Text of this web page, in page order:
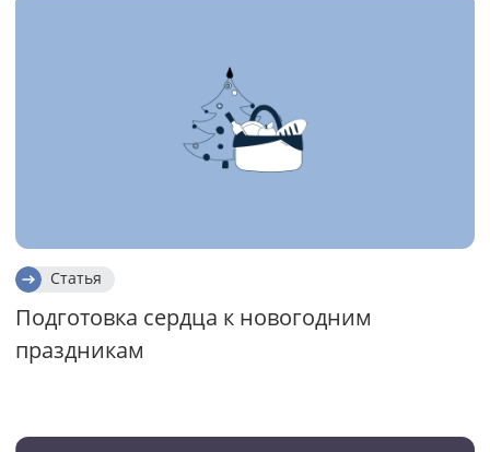
Статья
Подготовка сердца к новогодним
праздникам